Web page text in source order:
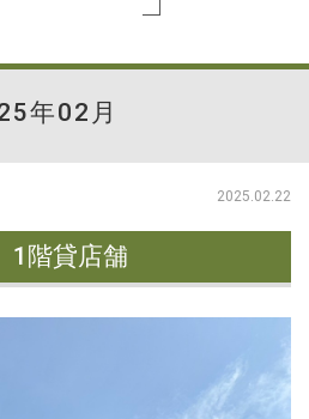
年02月
2025.02.22
階貸店舗